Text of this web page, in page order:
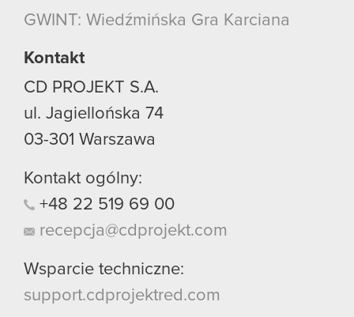
GWINT: Wiedźmińska Gra Karciana
Kontakt
CD PROJEKT S.A.
ul. Jagiellońska 74
03-301 Warszawa
Kontakt ogólny:
+48 22 519 69 00
recepcja@cdprojekt.com
Wsparcie techniczne:
support.cdprojektred.com